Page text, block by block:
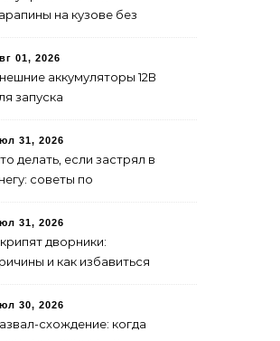
на кузове без
01, 2026
аккумуляторы 12В
запуска
31, 2026
делать, если застрял в
советы по
31, 2026
дворники:
и как избавиться
30, 2026
схождение: когда